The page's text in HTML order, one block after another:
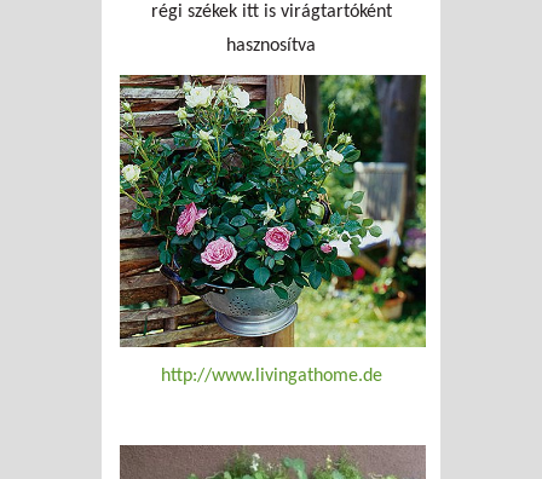
régi székek itt is virágtartóként
hasznosítva
http://www.livingathome.de